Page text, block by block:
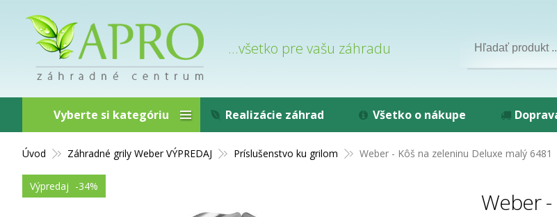
...všetko pre vašu záhradu
Úvod Záhradné grily Weber VÝPREDAJ Príslušenstvo ku grilom Weber - Kôš na zeleninu Deluxe malý 6481
Výpredaj -34%
Weber -
Vyberte si kategóriu Realizácie záhrad Všetko o nákupe